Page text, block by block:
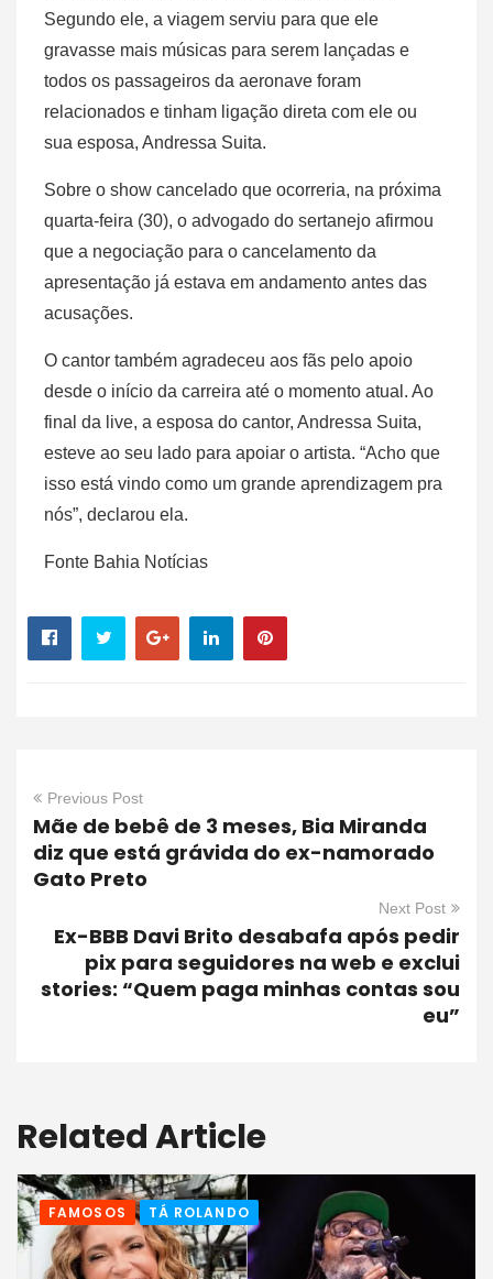
Segundo ele, a viagem serviu para que ele
gravasse mais músicas para serem lançadas e
todos os passageiros da aeronave foram
relacionados e tinham ligação direta com ele ou
sua esposa, Andressa Suita.
Sobre o show cancelado que ocorreria, na próxima
quarta-feira (30), o advogado do sertanejo afirmou
que a negociação para o cancelamento da
apresentação já estava em andamento antes das
acusações.
O cantor também agradeceu aos fãs pelo apoio
desde o início da carreira até o momento atual. Ao
final da live, a esposa do cantor, Andressa Suita,
esteve ao seu lado para apoiar o artista. “Acho que
isso está vindo como um grande aprendizagem pra
nós”, declarou ela.
Fonte Bahia Notícias
Previous Post
Mãe de bebê de 3 meses, Bia Miranda
diz que está grávida do ex-namorado
Gato Preto
Next Post
Ex-BBB Davi Brito desabafa após pedir
pix para seguidores na web e exclui
stories: “Quem paga minhas contas sou
eu”
Related Article
FAMOSOS TÁ ROLANDO